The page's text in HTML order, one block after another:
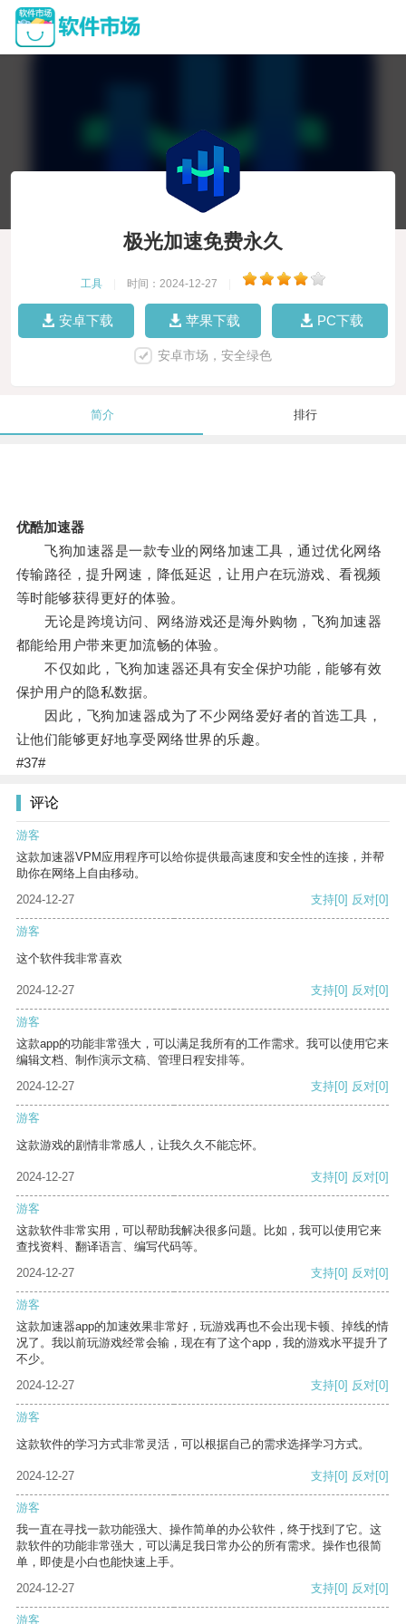
极光加速免费永久
工具 时间：2024-12-27
安卓下载 苹果下载 PC下载
安卓市场，安全绿色
简介 排行
优酷加速器
飞狗加速器是一款专业的网络加速工具，通过优化网络
传输路径，提升网速，降低延迟，让用户在玩游戏、看视频
等时能够获得更好的体验。
无论是跨境访问、网络游戏还是海外购物，飞狗加速器
都能给用户带来更加流畅的体验。
不仅如此，飞狗加速器还具有安全保护功能，能够有效
保护用户的隐私数据。
因此，飞狗加速器成为了不少网络爱好者的首选工具，
让他们能够更好地享受网络世界的乐趣。
#37#
评论
游客
这款加速器VPM应用程序可以给你提供最高速度和安全性的连接，并帮
助你在网络上自由移动。
2024-12-27
支持[0] 反对[0]
游客
这个软件我非常喜欢
2024-12-27 支持[0] 反对[0]
游客
这款app的功能非常强大，可以满足我所有的工作需求。我可以使用它来
编辑文档、制作演示文稿、管理日程安排等。
2024-12-27
支持[0] 反对[0]
游客
这款游戏的剧情非常感人，让我久久不能忘怀。
2024-12-27 支持[0] 反对[0]
游客
这款软件非常实用，可以帮助我解决很多问题。比如，我可以使用它来
查找资料、翻译语言、编写代码等。
2024-12-27
支持[0] 反对[0]
游客
这款加速器app的加速效果非常好，玩游戏再也不会出现卡顿、掉线的情
况了。我以前玩游戏经常会输，现在有了这个app，我的游戏水平提升了
不少。
2024-12-27
支持[0] 反对[0]
游客
这款软件的学习方式非常灵活，可以根据自己的需求选择学习方式。
2024-12-27 支持[0] 反对[0]
游客
我一直在寻找一款功能强大、操作简单的办公软件，终于找到了它。这
款软件的功能非常强大，可以满足我日常办公的所有需求。操作也很简
单，即使是小白也能快速上手。
2024-12-27
支持[0] 反对[0]
游客